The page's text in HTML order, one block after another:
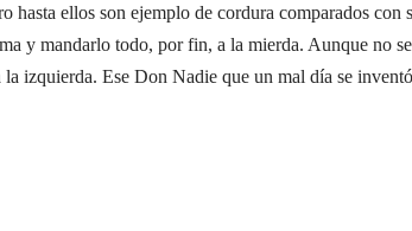
hasta ellos son ejemplo de cordura comparados
mandarlo todo, por fin, a la mierda. Aunque no
la izquierda. Ese Don Nadie que un mal día se